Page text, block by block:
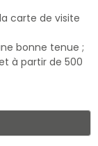
carte de visite
bonne tenue ;
à partir de 500